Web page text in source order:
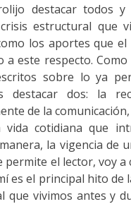
destacar todosy
estructural que
los aportes que el
a este respecto.
sobre lo ya
destacar dos: la
de la
vida cotidiana que
la vigencia de
permite el lector, voy
es el principal hito de
que vivimos antes y